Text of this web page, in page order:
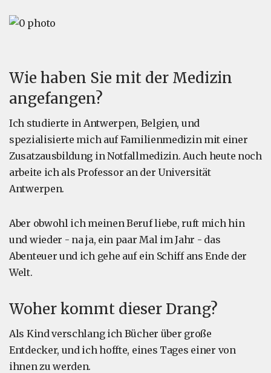
Wie haben Sie mit der Medizin
angefangen?
Ich studierte in Antwerpen, Belgien, und
spezialisierte mich auf Familienmedizin mit einer
Zusatzausbildung in Notfallmedizin. Auch heute noch
arbeite ich als Professor an der Universität
Antwerpen.
Aber obwohl ich meinen Beruf liebe, ruft mich hin
und wieder - na ja, ein paar Mal im Jahr - das
Abenteuer und ich gehe auf ein Schiff ans Ende der
Welt.
Woher kommt dieser Drang?
Als Kind verschlang ich Bücher über große
Entdecker, und ich hoffte, eines Tages einer von
ihnen zu werden.